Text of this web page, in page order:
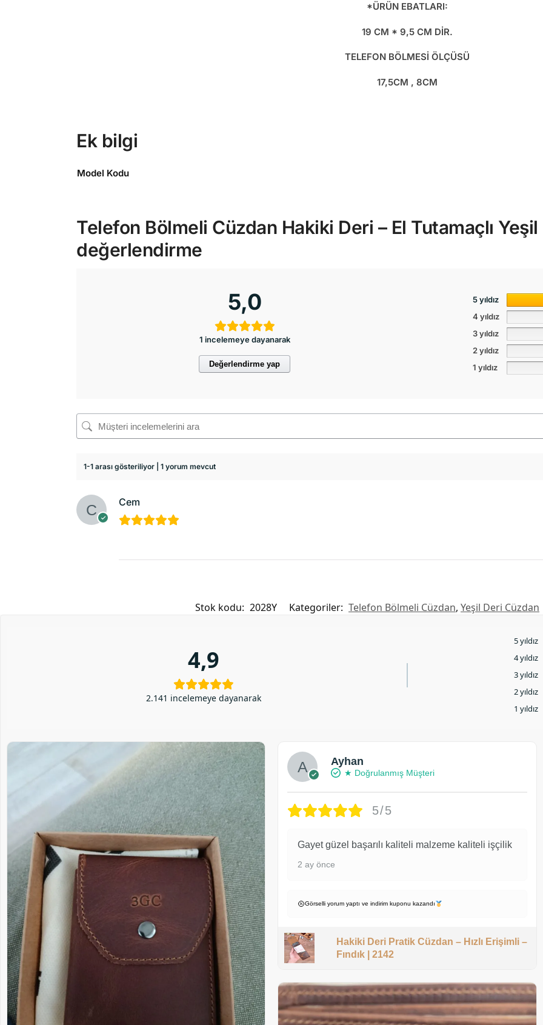
*ÜRÜN EBATLARI:
19 CM * 9,5 CM DİR.
TELEFON BÖLMESİ ÖLÇÜSÜ
17,5CM , 8CM
Ek bilgi
Model Kodu
Telefon Bölmeli Cüzdan Hakiki Deri – El Tutamaçlı
değerlendirme
5,0
1 incelemeye dayanarak
Değerlendirme yap
5 yıldız
4 yıldız
3 yıldız
2 yıldız
1 yıldız
1-1 arası gösteriliyor | 1 yorum mevcut
Cem
Stok kodu: 2028Y Kategoriler: Telefon Bölmeli Cüzdan, Yeşil Deri Cüzdan
4,9
2.141 incelemeye dayanarak
5 yıldız
4 yıldız
3 yıldız
2 yıldız
1 yıldız
Ayhan
★ Doğrulanmış Müşteri
5/5
Gayet güzel başarılı kaliteli malzeme kaliteli işçilik
2 ay önce
Görselli yorum yaptı ve indirim kuponu kazandı
Hakiki Deri Pratik Cüzdan – Hızlı Erişimli –
Fındık | 2142